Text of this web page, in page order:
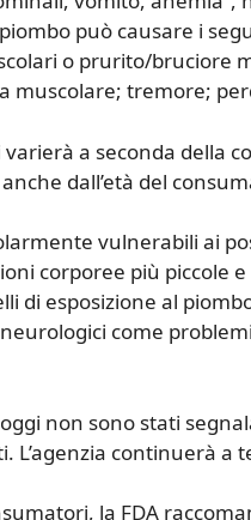
può causare i
o prurito/bruciore
muscolare; tremore;
a seconda della
dall’età del
vulnerabili ai
corporee più piccole
di esposizione al
come
non sono stati
L’agenzia continuerà
la FDA